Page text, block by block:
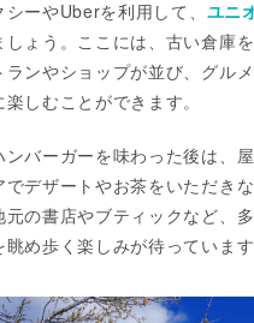
ーやUberを利用して、 ユニ
しょう。ここには、古い倉庫
ランやショップが並び、グル
しむことができます。
ンバーガーを味わった後は、
でデザートやお茶をいただきな
元の書店やブティックなど、
め歩く楽しみが待っています